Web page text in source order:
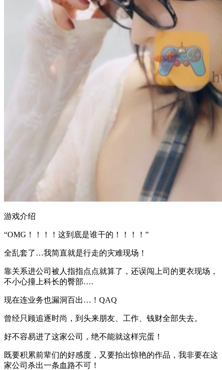
游戏介绍
“OMG！！！！这到底是谁干的！！！！”
全乱套了…我简直就是行走的灾难现场！
靠关系进公司被人指指点点就算了，还误闯上司的更衣现场，
不小心撞上科长的臀部….
现在连业务也漏洞百出…！QAQ
曾经只顾追逐时尚，到头来朋友、工作、钱财全部失去。
好不容易进了这家公司，绝不能就这样完蛋！
既要积累前辈们的好感度，又要拍出惊艳的作品，我非要在这
家公司杀出一条血路不可！